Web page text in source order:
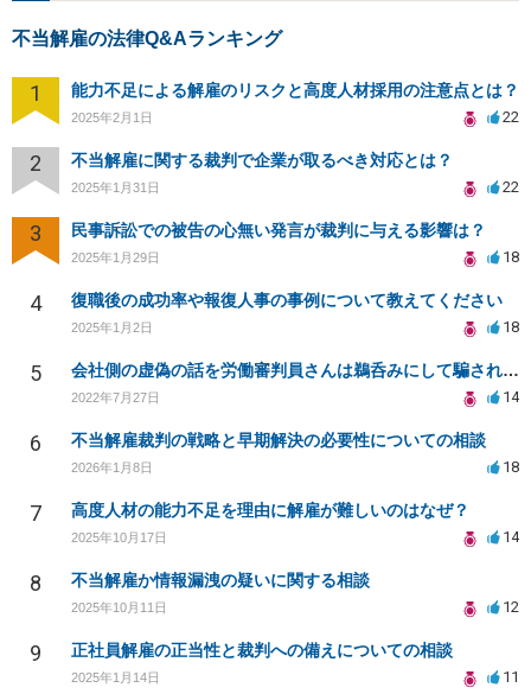
不当解雇の法律Q&Aランキング
1 能力不足による解雇のリスクと高度人材採用の注意点とは？
2025年2月1日 22
2 不当解雇に関する裁判で企業が取るべき対応とは？
2025年1月31日 22
3 民事訴訟での被告の心無い発言が裁判に与える影響は？
2025年1月29日 18
4 復職後の成功率や報復人事の事例について教えてください
2025年1月2日 18
5 会社側の虚偽の話を労働審判員さんは鵜呑みにして騙されてしまいました。
2022年7月27日 14
6 不当解雇裁判の戦略と早期解決の必要性についての相談
2026年1月8日 18
7 高度人材の能力不足を理由に解雇が難しいのはなぜ？
2025年10月17日 14
8 不当解雇か情報漏洩の疑いに関する相談
2025年10月11日 12
9 正社員解雇の正当性と裁判への備えについての相談
2025年1月14日 11